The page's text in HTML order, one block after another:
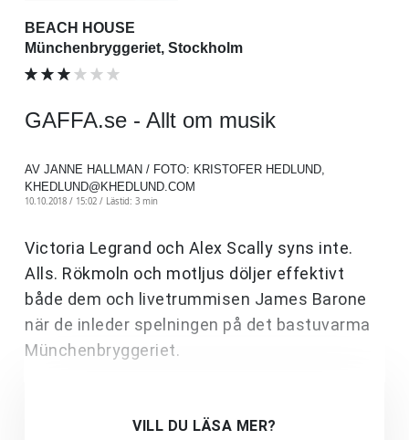
BEACH HOUSE
Münchenbryggeriet, Stockholm
GAFFA.se - Allt om musik
AV JANNE HALLMAN / FOTO: KRISTOFER HEDLUND,
KHEDLUND@KHEDLUND.COM
10.10.2018 / 15:02 / Lästid: 3 min
Victoria Legrand och Alex Scally syns inte.
Alls. Rökmoln och motljus döljer effektivt
både dem och livetrummisen James Barone
när de inleder spelningen på det bastuvarma
Münchenbryggeriet.
VILL DU LÄSA MER?